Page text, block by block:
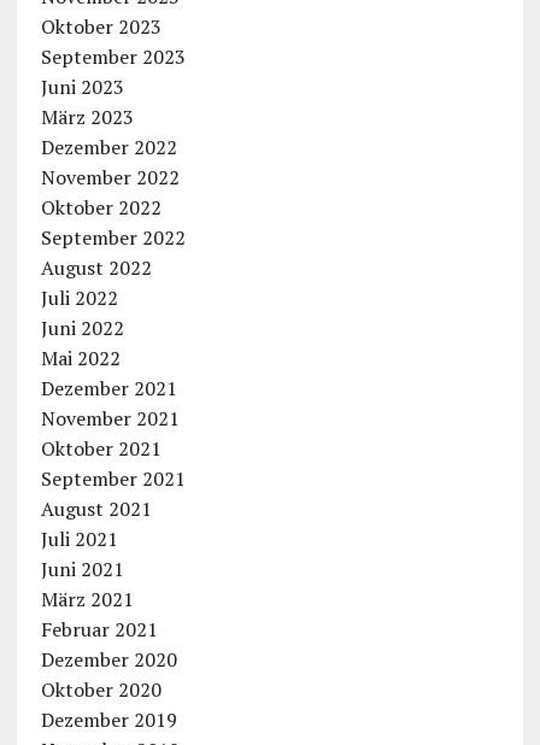
Oktober 2023
September 2023
Juni 2023
März 2023
Dezember 2022
November 2022
Oktober 2022
September 2022
August 2022
Juli 2022
Juni 2022
Mai 2022
Dezember 2021
November 2021
Oktober 2021
September 2021
August 2021
Juli 2021
Juni 2021
März 2021
Februar 2021
Dezember 2020
Oktober 2020
Dezember 2019